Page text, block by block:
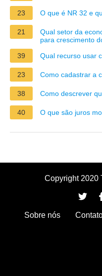
23 O que é NR 32 e
21
Qual setor da
para crescimento
39
Qual recurso usar
23 Como cadastrar a
38 Como descrever
40 O que são juros
Copyright 2020
Sobre nós